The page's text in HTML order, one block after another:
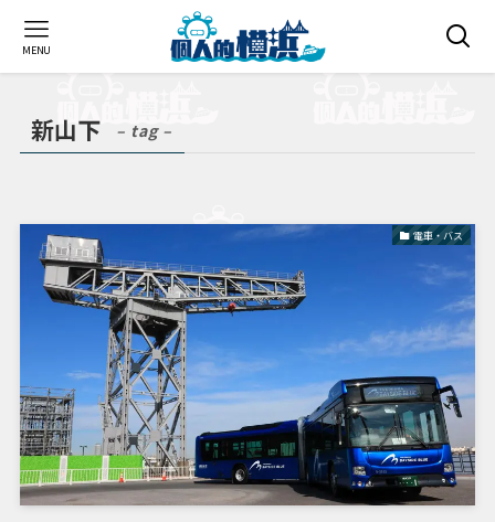
MENU
新山下 – tag –
電車・バス